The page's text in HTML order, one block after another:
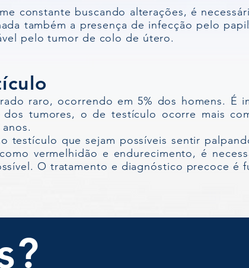
constante buscando alterações, é
também a presença de infecção pelo
pelo tumor de colo de útero.
raro, ocorrendo em 5% dos homens. É
tumores, o de testículo ocorre mais
testículo que sejam possíveis sentir
vermelhidão e endurecimento, é
O tratamento e diagnóstico precoce é